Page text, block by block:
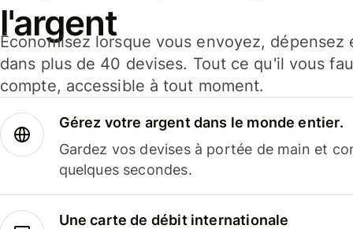
l'argent
Économisez lorsque vous envoyez,
dans plus de 40 devises. Tout ce qu'il vous
compte, accessible à tout moment.
Gérez votre argent dans le monde entier.
Gardez vos devises à portée de main et
quelques secondes.
Une carte de débit internationale